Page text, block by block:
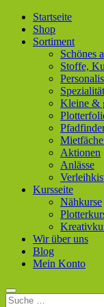
Startseite
Shop
Sortiment
Schönes
Stoffe,
Kleine &
Aktionen
Anlässe
Kursseite
Nähkurse
Wir über uns
Blog
Mein Konto